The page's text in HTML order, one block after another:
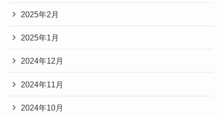
2025年2月
2025年1月
2024年12月
2024年11月
2024年10月